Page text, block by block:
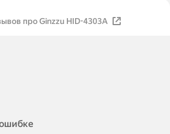
про Ginzzu HID-4303A